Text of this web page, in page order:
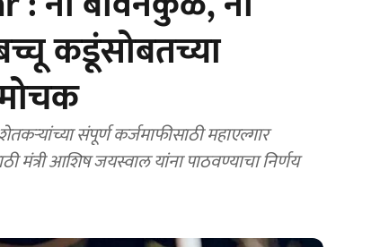
कडूंसोबतच्या
संपूर्ण कर्जमाफीसाठी महाएल्गार
आशिष जयस्वाल यांना पाठवण्याचा निर्णय